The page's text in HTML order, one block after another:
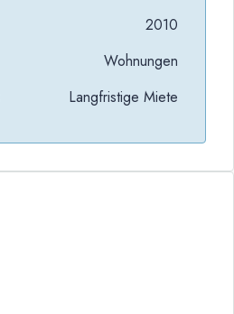
2010
Wohnungen
Langfristige Miete